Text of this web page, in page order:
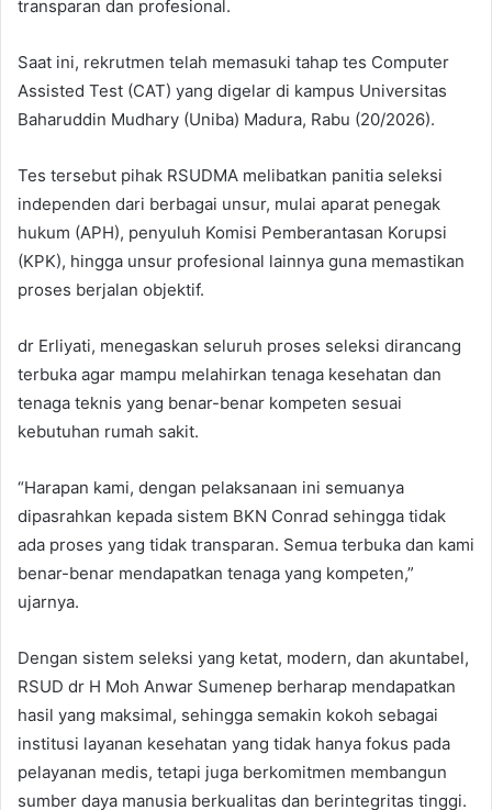
transparan dan profesional.
Saat ini, rekrutmen telah memasuki tahap tes Computer
Assisted Test (CAT) yang digelar di kampus Universitas
Baharuddin Mudhary (Uniba) Madura, Rabu (20/2026).
Tes tersebut pihak RSUDMA melibatkan panitia seleksi
independen dari berbagai unsur, mulai aparat penegak
hukum (APH), penyuluh Komisi Pemberantasan Korupsi
(KPK), hingga unsur profesional lainnya guna memastikan
proses berjalan objektif.
dr Erliyati, menegaskan seluruh proses seleksi dirancang
terbuka agar mampu melahirkan tenaga kesehatan dan
tenaga teknis yang benar-benar kompeten sesuai
kebutuhan rumah sakit.
“Harapan kami, dengan pelaksanaan ini semuanya
dipasrahkan kepada sistem BKN Conrad sehingga tidak
ada proses yang tidak transparan. Semua terbuka dan kami
benar-benar mendapatkan tenaga yang kompeten,”
ujarnya.
Dengan sistem seleksi yang ketat, modern, dan akuntabel,
RSUD dr H Moh Anwar Sumenep berharap mendapatkan
hasil yang maksimal, sehingga semakin kokoh sebagai
institusi layanan kesehatan yang tidak hanya fokus pada
pelayanan medis, tetapi juga berkomitmen membangun
sumber daya manusia berkualitas dan berintegritas tinggi.